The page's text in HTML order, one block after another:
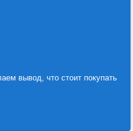
вывод, что стоит покупать